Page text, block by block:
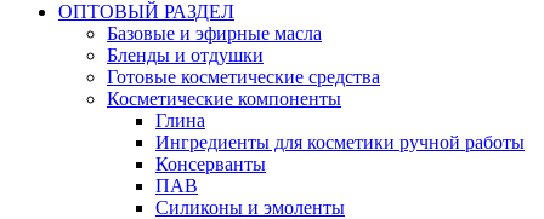
ОПТОВЫЙ РАЗДЕЛ
Базовые и эфирные масла
Бленды и отдушки
Готовые косметические средства
Косметические компоненты
Глина
Ингредиенты для косметики ручной работы
Консерванты
ПАВ
Силиконы и эмоленты